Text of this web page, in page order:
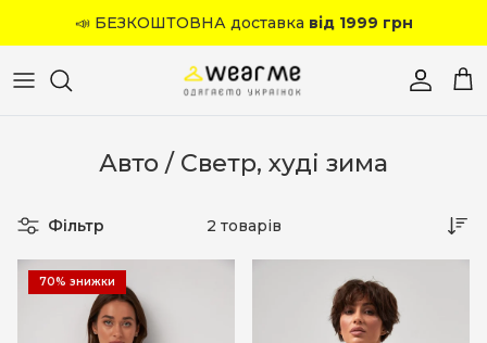
📣 БЕЗКОШТОВНА доставка від 1999 грн
Авто / Светр, худі зима
Фільтр 2 товарів
70% знижки